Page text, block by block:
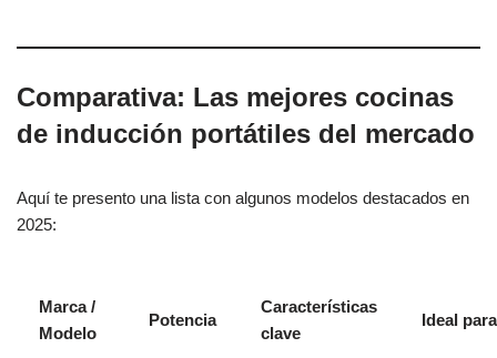
Comparativa: Las mejores cocinas
de inducción portátiles del mercado
Aquí te presento una lista con algunos modelos destacados en
2025:
Marca /
Modelo
Potencia
Características
clave
Ideal para